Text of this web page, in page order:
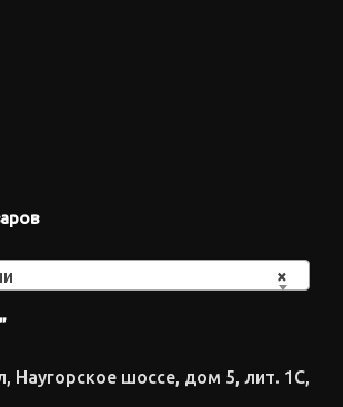
×
Наугорское шоссе, дом 5, лит. 1С,